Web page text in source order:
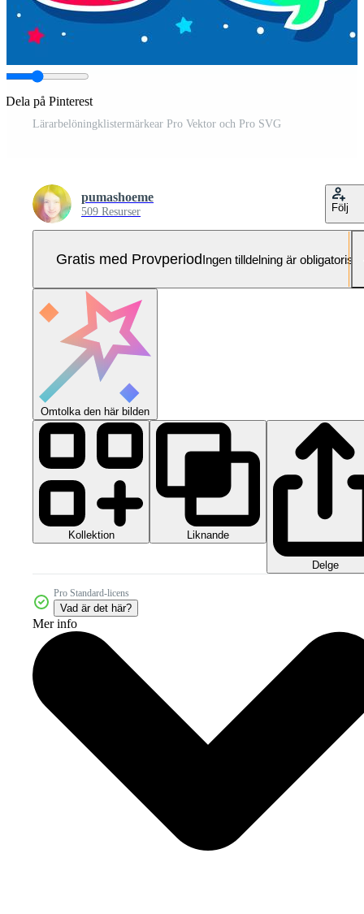
Dela på Pinterest
Lärarbelöningklistermärkear Pro Vektor och Pro SVG
pumashoeme
509 Resurser Följ
Gratis med ProvperiodIngen tilldelning är obligatorisk
Omtolka den här bilden
Kollektion Liknande
Delge
Pro Standard-licens
Vad är det här?
Mer info